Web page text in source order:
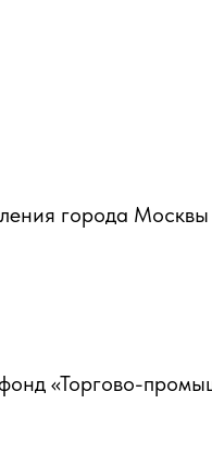
города Москвы
«Торгово-